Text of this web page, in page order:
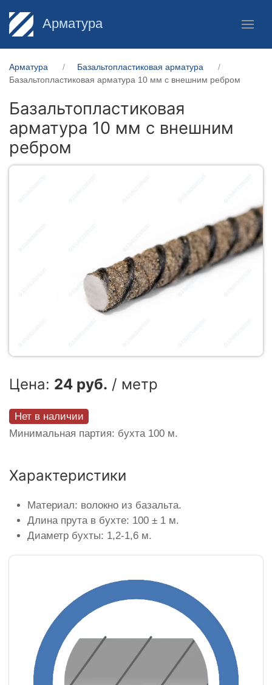
Арматура
Арматура
Базальтопластиковая арматура
Базальтопластиковая арматура 10 мм с внешним ребром
Базальтопластиковая
арматура 10 мм с внешним
ребром
Цена: 24 руб. / метр
Нет в наличии
Минимальная партия: бухта 100 м.
Характеристики
Материал: волокно из базальта.
Длина прута в бухте: 100 ± 1 м.
Диаметр бухты: 1,2-1,6 м.